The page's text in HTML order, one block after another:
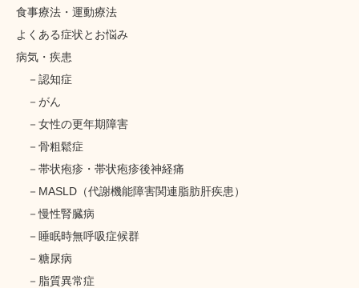
食事療法・運動療法
よくある症状とお悩み
病気・疾患
認知症
がん
女性の更年期障害
骨粗鬆症
帯状疱疹・帯状疱疹後神経痛
MASLD（代謝機能障害関連脂肪肝疾患）
慢性腎臓病
睡眠時無呼吸症候群
糖尿病
脂質異常症